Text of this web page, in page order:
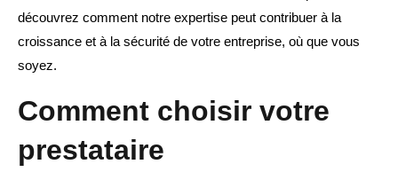
découvrez comment notre expertise peut contribuer à la
croissance et à la sécurité de votre entreprise, où que vous
soyez.
Comment choisir votre
prestataire